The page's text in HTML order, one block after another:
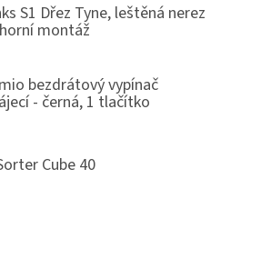
S1 Dřez Tyne, leštěná nerez
montáž
je 5 z 5 hvězdiček.
bezdrátový vypínač
- černá, 1 tlačítko
je 4 z 5 hvězdiček.
Cube 40
je 3 z 5 hvězdiček.